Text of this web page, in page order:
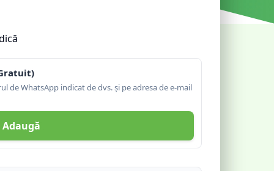
de WhatsApp indicat de dvs. și pe adresa de e-mail
Adaugă